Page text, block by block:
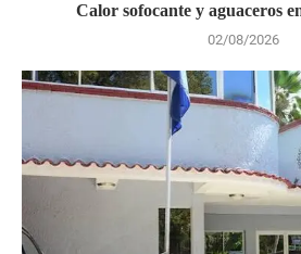
Calor sofocante y aguaceros
02/08/2026